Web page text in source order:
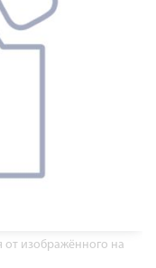
от изображённого на